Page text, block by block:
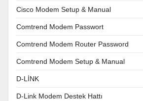
Cisco Modem Setup & Manual
Comtrend Modem Passwort
Comtrend Modem Router Password
Comtrend Modem Setup & Manual
D-LİNK
D-Link Modem Destek Hattı